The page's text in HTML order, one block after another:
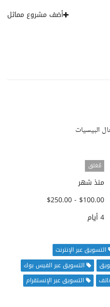
أضف مشروع مماثل
البيسيات
مُغلق
منذ شهر
$100.00 - $250.00
4 أيام
التسويق عبر الإنترنت
التسويق عبر الفيس بوك
التسويق عبر الإنستقرام